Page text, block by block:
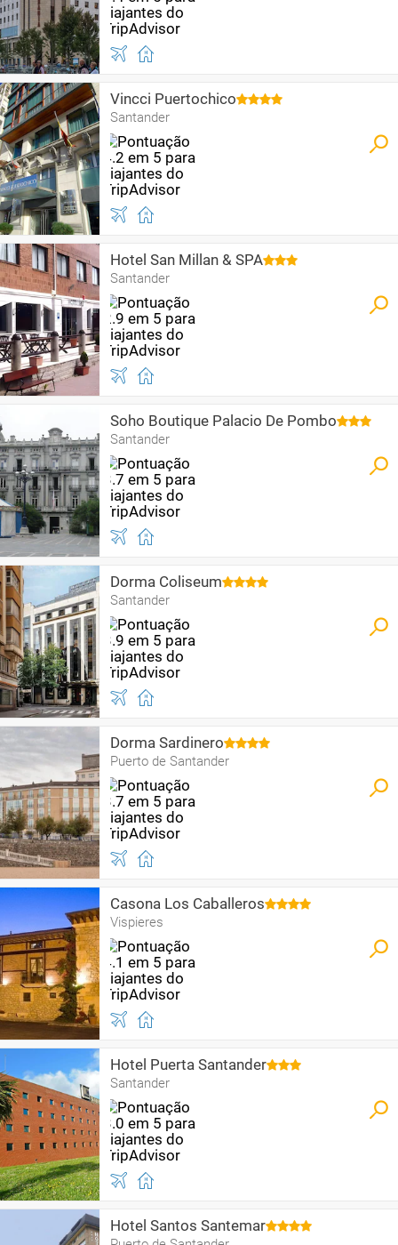
Vincci Puertochico
Santander
Hotel San Millan & SPA
Santander
Soho Boutique Palacio De Pombo
Santander
Dorma Coliseum
Santander
Dorma Sardinero
Puerto de Santander
Casona Los Caballeros
Vispieres
Hotel Puerta Santander
Santander
Hotel Santos Santemar